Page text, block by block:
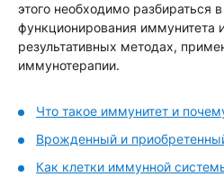
этого необходимо разбираться
функционирования иммунитета
результативных методах,
иммунотерапии.
Что такое иммунитет и
Врожденный и
Как клетки иммунной